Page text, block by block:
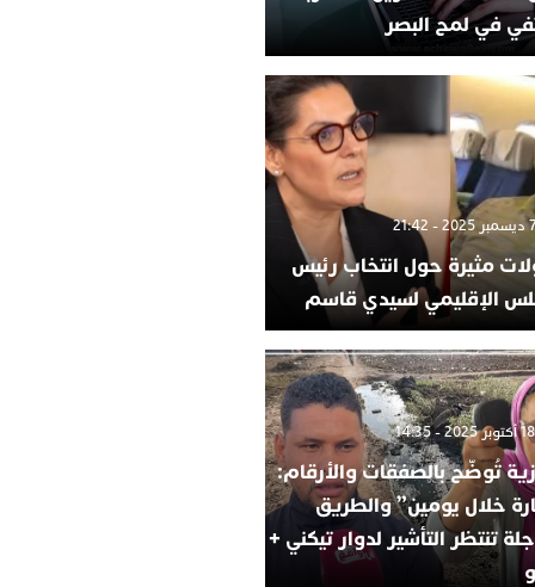
في لمح البصر
مثيرة حول انتخاب رئيس
الإقليمي لسيدي قاسم
تُوضّح بالصفقات والأرقام:
خلال يومين” والطريق
تنتظر التأشير لدوار تيكني +